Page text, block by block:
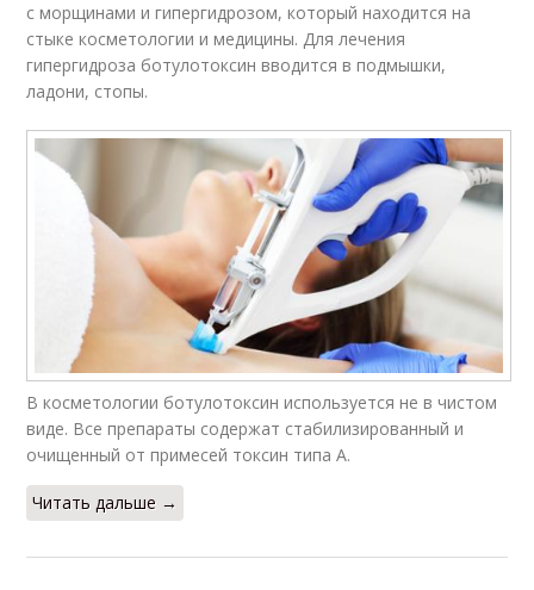
с морщинами и гипергидрозом, который находится на
стыке косметологии и медицины. Для лечения
гипергидроза ботулотоксин вводится в подмышки,
ладони, стопы.
В косметологии ботулотоксин используется не в чистом
виде. Все препараты содержат стабилизированный и
очищенный от примесей токсин типа А.
Читать дальше →